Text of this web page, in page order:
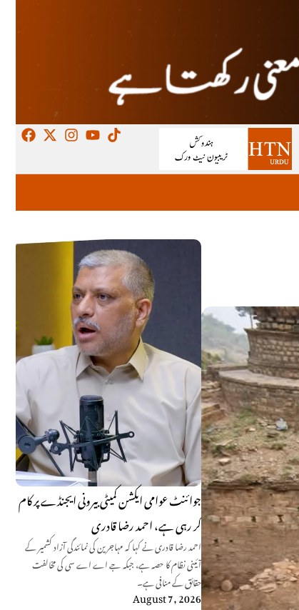
جوائنٹ عوامی ایکشن کمیٹی بیرونی ایجنڈے پر کام
کر رہی ہے، احمد رضا قادری
احمد رضا قادری نے کہا کہ مہاجرین کی نمائندگی آزاد کشمیر کے
آئینی نظام کا حصہ ہے، جبکہ جے اے اے سی کی مخالفت
حقائق کے منافی ہے۔
August 7, 2026